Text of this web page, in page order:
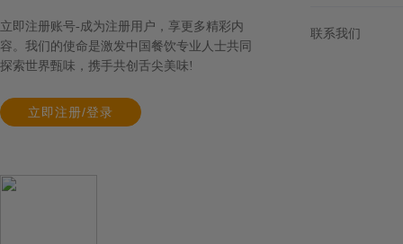
立即注册账号-成为注册用户，享更多精彩内
容。我们的使命是激发中国餐饮专业人士共同
探索世界甄味，携手共创舌尖美味!
立即注册/登录
联系我们